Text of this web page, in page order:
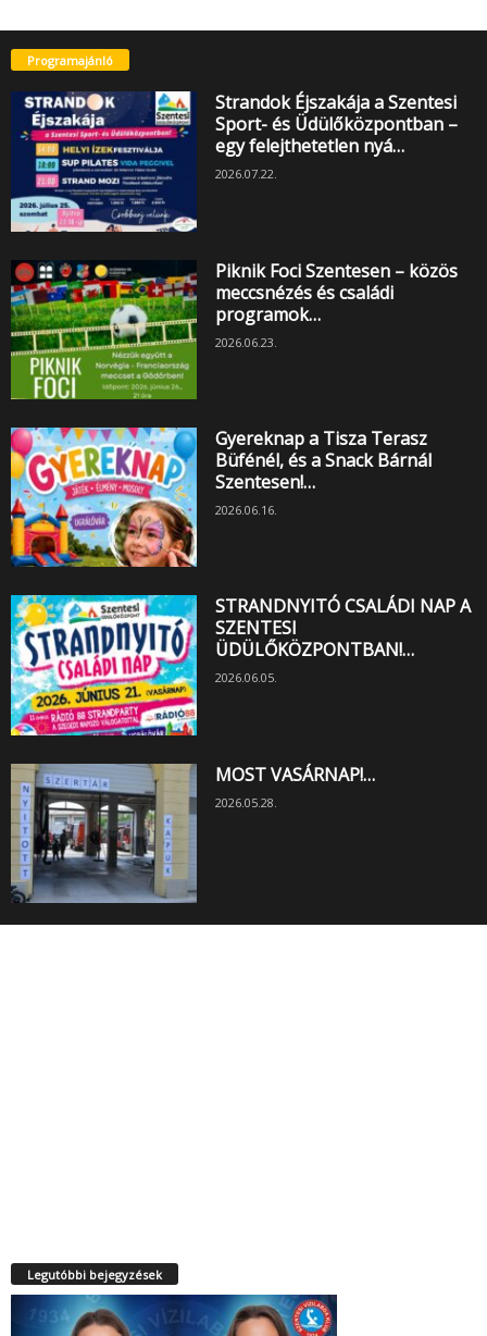
Programajánló
Strandok Éjszakája a Szentesi
Sport- és Üdülőközpontban –
egy felejthetetlen nyá…
2026.07.22.
Piknik Foci Szentesen – közös
meccsnézés és családi
programok…
2026.06.23.
Gyereknap a Tisza Terasz
Büfénél, és a Snack Bárnál
Szentesen!…
2026.06.16.
STRANDNYITÓ CSALÁDI NAP A
SZENTESI
ÜDÜLŐKÖZPONTBAN!…
2026.06.05.
MOST VASÁRNAP!…
2026.05.28.
Legutóbbi bejegyzések